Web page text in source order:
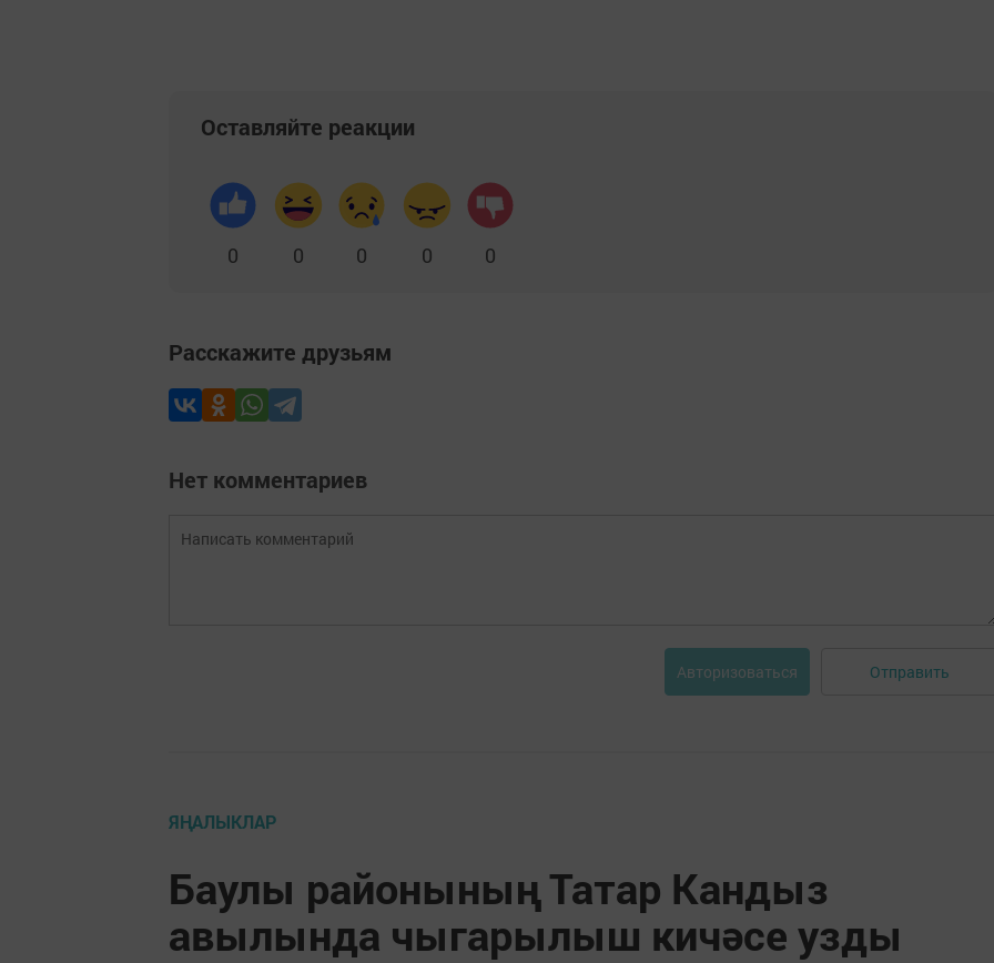
Оставляйте реакции
0 0 0 0 0
Расскажите друзьям
Нет комментариев
Авторизоваться Отправить
ЯҢАЛЫКЛАР
Баулы районының Татар Кандыз
авылында чыгарылыш кичәсе узды